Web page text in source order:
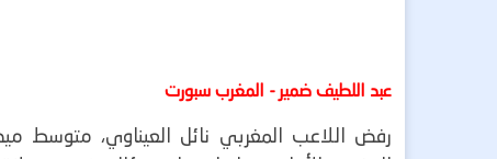
عبد اللطيف ضمير - المغرب سبورت
رفض اللاعب المغربي نائل العيناوي، متوسط